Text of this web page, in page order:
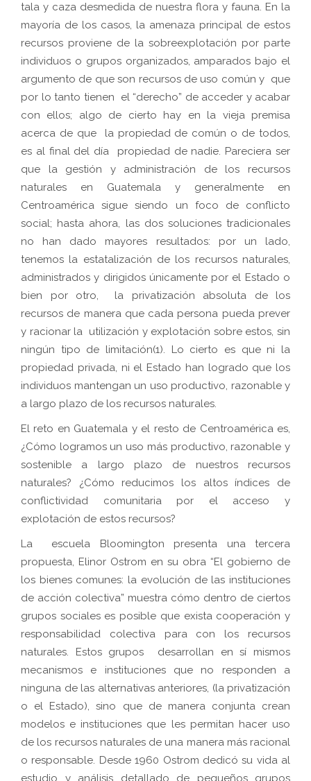
tala y caza desmedida de nuestra flora y fauna. En la
mayoría de los casos, la amenaza principal de estos
recursos proviene de la sobreexplotación por parte
individuos o grupos organizados, amparados bajo el
argumento de que son recursos de uso común y que
por lo tanto tienen el “derecho” de acceder y acabar
con ellos; algo de cierto hay en la vieja premisa
acerca de que la propiedad de común o de todos,
es al final del día propiedad de nadie. Pareciera ser
que la gestión y administración de los recursos
naturales en Guatemala y generalmente en
Centroamérica sigue siendo un foco de conflicto
social; hasta ahora, las dos soluciones tradicionales
no han dado mayores resultados: por un lado,
tenemos la estatalización de los recursos naturales,
administrados y dirigidos únicamente por el Estado o
bien por otro, la privatización absoluta de los
recursos de manera que cada persona pueda prever
y racionar la utilización y explotación sobre estos, sin
ningún tipo de limitación(1). Lo cierto es que ni la
propiedad privada, ni el Estado han logrado que los
individuos mantengan un uso productivo, razonable y
a largo plazo de los recursos naturales.
El reto en Guatemala y el resto de Centroamérica es,
¿Cómo logramos un uso más productivo, razonable y
sostenible a largo plazo de nuestros recursos
naturales? ¿Cómo reducimos los altos índices de
conflictividad comunitaria por el acceso y
explotación de estos recursos?
La escuela Bloomington presenta una tercera
propuesta, Elinor Ostrom en su obra “El gobierno de
los bienes comunes: la evolución de las instituciones
de acción colectiva” muestra cómo dentro de ciertos
grupos sociales es posible que exista cooperación y
responsabilidad colectiva para con los recursos
naturales. Estos grupos desarrollan en sí mismos
mecanismos e instituciones que no responden a
ninguna de las alternativas anteriores, (la privatización
o el Estado), sino que de manera conjunta crean
modelos e instituciones que les permitan hacer uso
de los recursos naturales de una manera más racional
o responsable. Desde 1960 Ostrom dedicó su vida al
estudio y análisis detallado de pequeños grupos